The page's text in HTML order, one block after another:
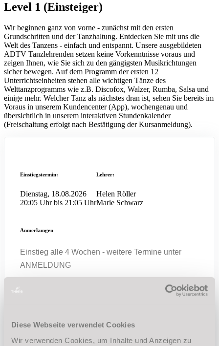
Diese Webseite verwendet Cookies
Wir verwenden Cookies, um Inhalte und Anzeigen zu
Level 1 (Einsteiger)
Wir beginnen ganz von vorne - zunächst mit den ersten
Grundschritten und der Tanzhaltung. Entdecken Sie mit uns die
Welt des Tanzens - einfach und entspannt. Unsere ausgebildeten
ADTV Tanzlehrenden setzen keine Vorkenntnisse voraus und
zeigen Ihnen, wie Sie sich zu den gängigsten Musikrichtungen
sicher bewegen. Auf dem Programm der ersten 12
Unterrichtseinheiten stehen alle wichtigen Tänze des
Welttanzprogramms wie z.B. Discofox, Walzer, Rumba, Salsa und
einige mehr. Welcher Tanz als nächstes dran ist, sehen Sie bereits im
Voraus in unserem Kundencenter (App), wochengenau und
übersichtlich in unserem interaktiven Stundenkalender
(Freischaltung erfolgt nach Bestätigung der Kursanmeldung).
Einstiegstermin:
Dienstag, 18.08.2026
20:05 Uhr bis 21:05 Uhr
Lehrer:
Helen Röller
Marie Schwarz
Anmerkungen
Einstieg alle 4 Wochen - weitere Termine unter
ANMELDUNG
20:05 Uhr bis 21:05 Uhr
Carsten Deike